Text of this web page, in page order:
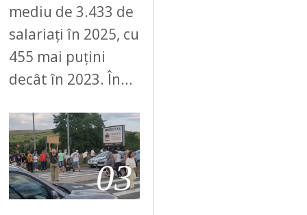
mediu de 3.433 de
salariați în 2025, cu
455 mai puțini
decât în 2023. În…
03